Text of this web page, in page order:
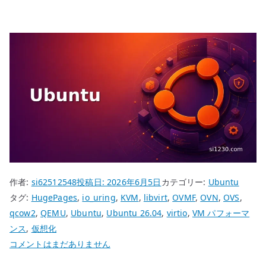
作者: si62512548投稿日:2026年6月5日 カテゴリー: Ubuntu
タグ: HugePages, io_uring, KVM, libvirt,OVMF,OVN,OVS,
qcow2,QEMU, Ubuntu, Ubuntu 26.04, virtio, VM パフォーマ
ンス, 仮想化
Ubuntu
コメントはまだありません